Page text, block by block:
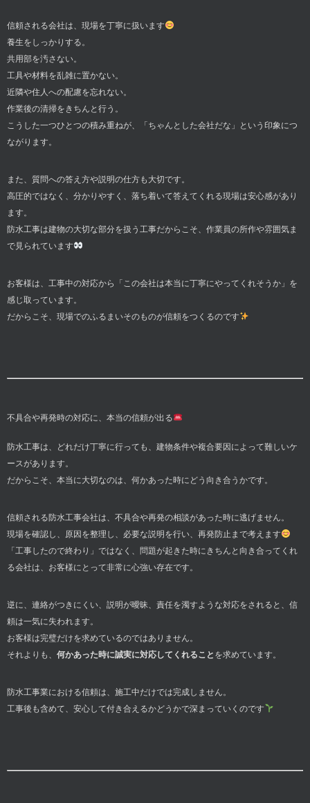
信頼される会社は、現場を丁寧に扱います
養生をしっかりする。
共用部を汚さない。
工具や材料を乱雑に置かない。
近隣や住人への配慮を忘れない。
作業後の清掃をきちんと行う。
こうした一つひとつの積み重ねが、「ちゃんとした会社だな」という印象につ
ながります。
また、質問への答え方や説明の仕方も大切です。
高圧的ではなく、分かりやすく、落ち着いて答えてくれる現場は安心感があり
ます。
防水工事は建物の大切な部分を扱う工事だからこそ、作業員の所作や雰囲気ま
で見られています
お客様は、工事中の対応から「この会社は本当に丁寧にやってくれそうか」を
感じ取っています。
だからこそ、現場でのふるまいそのものが信頼をつくるのです
不具合や再発時の対応に、本当の信頼が出る
防水工事は、どれだけ丁寧に行っても、建物条件や複合要因によって難しいケ
ースがあります。
だからこそ、本当に大切なのは、何かあった時にどう向き合うかです。
信頼される防水工事会社は、不具合や再発の相談があった時に逃げません。
現場を確認し、原因を整理し、必要な説明を行い、再発防止まで考えます
「工事したので終わり」ではなく、問題が起きた時にきちんと向き合ってくれ
る会社は、お客様にとって非常に心強い存在です。
逆に、連絡がつきにくい、説明が曖昧、責任を濁すような対応をされると、信
頼は一気に失われます。
お客様は完璧だけを求めているのではありません。
それよりも、 何かあった時に誠実に対応してくれること を求めています。
防水工事業における信頼は、施工中だけでは完成しません。
工事後も含めて、安心して付き合えるかどうかで深まっていくのです